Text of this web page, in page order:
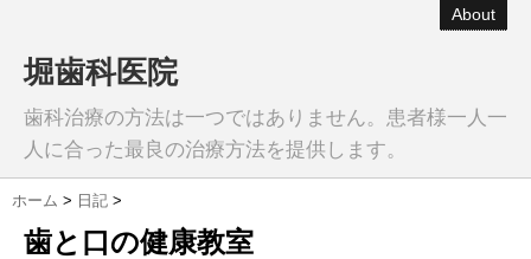
About
堀歯科医院
歯科治療の方法は一つではありません。患者様一人一
人に合った最良の治療方法を提供します。
ホーム > 日記 >
歯と口の健康教室